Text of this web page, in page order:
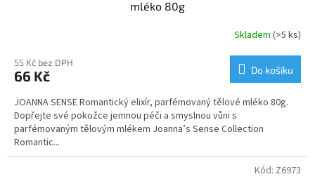
mléko 80g
Skladem (>5 ks)
55 Kč bez DPH
66 Kč Do košíku
JOANNA SENSE Romantický elixír, parfémovaný tělové mléko 80g.
Dopřejte své pokožce jemnou péči a smyslnou vůni s
parfémovaným tělovým mlékem Joanna’s Sense Collection
Romantic...
Kód: Z6973